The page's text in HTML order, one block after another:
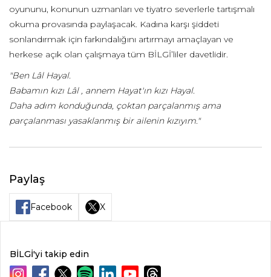
oyununu, konunun uzmanları ve tiyatro severlerle tartışmalı
okuma provasında paylaşacak. Kadına karşı şiddeti
sonlandırmak için farkındalığını artırmayı amaçlayan ve
herkese açık olan çalışmaya tüm BİLGİ’liler davetlidir.
"Ben Lâl Hayal.
Babamın kızı Lâl , annem Hayat'ın kızı Hayal.
Daha adım konduğunda, çoktan parçalanmış ama
parçalanması yasaklanmış bir ailenin kızıyım."
Paylaş
Facebook X
BİLGİ'yi takip edin